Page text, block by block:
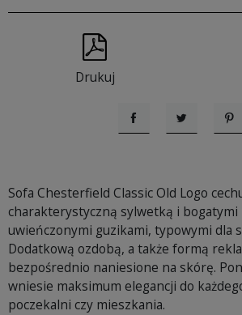
Drukuj
UdostępnijTweetuj
Sofa Chesterfield Classic Old Logo
charakterystyczną sylwetką i bogatymi
uwieńczonymi guzikami, typowymi dla
Dodatkową ozdobą, a także formą
bezpośrednio naniesione na skórę.
wniesie maksimum elegancji do
poczekalni czy mieszkania.